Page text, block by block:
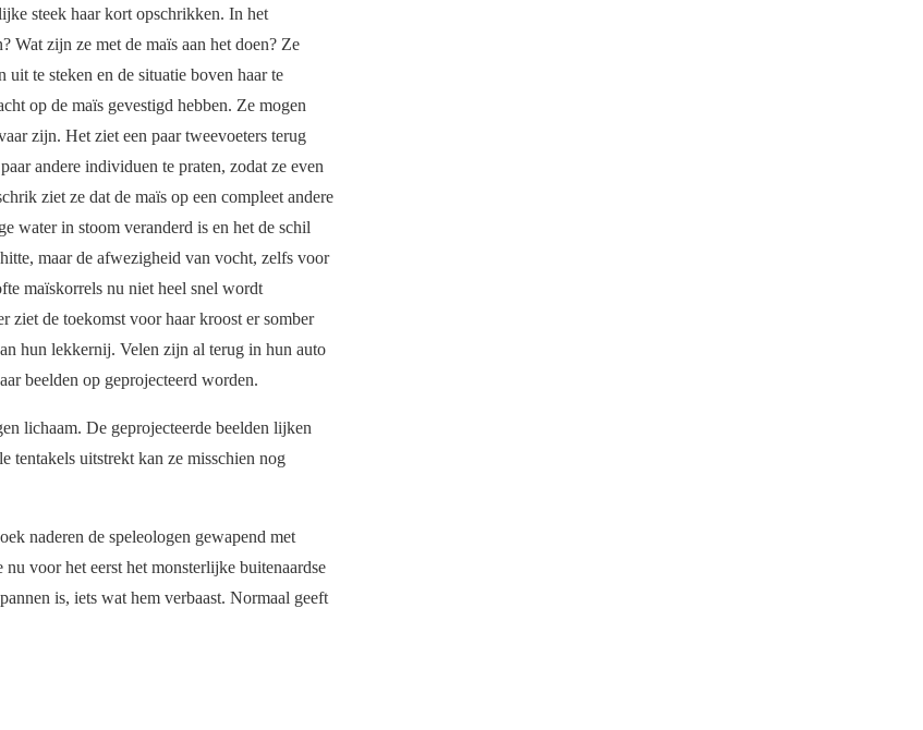
steek haar kort opschrikken. In het
Wat zijn ze met de maïs aan het doen? Ze
te steken en de situatie boven haar te
op de maïs gevestigd hebben. Ze mogen
zijn. Het ziet een paar tweevoeters terug
andere individuen te praten, zodat ze even
ziet ze dat de maïs op een compleet andere
water in stoom veranderd is en het de schil
maar de afwezigheid van vocht, zelfs voor
maïskorrels nu niet heel snel wordt
ziet de toekomst voor haar kroost er somber
hun lekkernij. Velen zijn al terug in hun auto
beelden op geprojecteerd worden.
lichaam. De geprojecteerde beelden lijken
tentakels uitstrekt kan ze misschien nog
naderen de speleologen gewapend met
voor het eerst het monsterlijke buitenaardse
is, iets wat hem verbaast. Normaal geeft